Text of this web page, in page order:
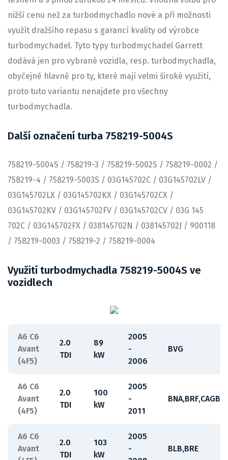
nižší cenu než za turbodmychadlo nové a při možnosti
využít dražšího repasu s garancí kvality od výrobce
turbodmychadel. Tyto typy turbodmychadel Garrett
dodává jen pro vybrané vozidla, resp. turbodmychadla,
obyčejně hlavně pro ty, které mají velmi široké využití,
proto tuto variantu nenajdete pro všechny
turbodmychadla.
Další označení turba 758219-5004S
758219-5004S / 758219-3 / 758219-5002S / 758219-0002 /
758219-4 / 758219-5003S / 03G145702C / 03G145702LV /
03G145702LX / 03G145702KX / 03G145702CX /
03G145702KV / 03G145702FV / 03G145702CV / 03G 145
702C / 03G145702FX / 038145702N / 038145702J / 900118
/ 758219-0003 / 758219-2 / 758219-0004
Využití turbodmychadla 758219-5004S ve
vozidlech
A6 C6
Avant
(4F5)
2.0
TDI
89
kW
2005
-
2006
BVG
A6 C6
Avant
(4F5)
2.0
TDI
100
kW
2005
-
2011
BNA,BRF,CAGB
A6 C6
Avant
2.0
TDI
103
kW
2005
-
BLB,BRE